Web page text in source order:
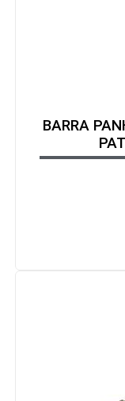
BARRA